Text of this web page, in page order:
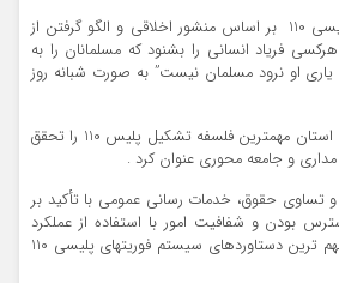
وی افزود: مركز فوريتهاي پليسي 110 بر اساس منشور اخلاقي و الگو گرفتن از
فرياد انساني را بشنود كه مسلمانان را به
او نرود مسلمان نيست” به صورت شبانه روز
جانشین فرماندهی انتظامی استان مهمترین فلسفه تشکیل پلیس 110 را تحقق
و جامعه محوری عنوان کرد .
تساوي حقوق، خدمات رسانی عمومی با تأکید بر
بودن و شفافيت امور با استفاده از عملكرد
حرفه اي و سيستمي را از مهم ترین دستاوردهاي سيستم فوريتهاي پليسي 110